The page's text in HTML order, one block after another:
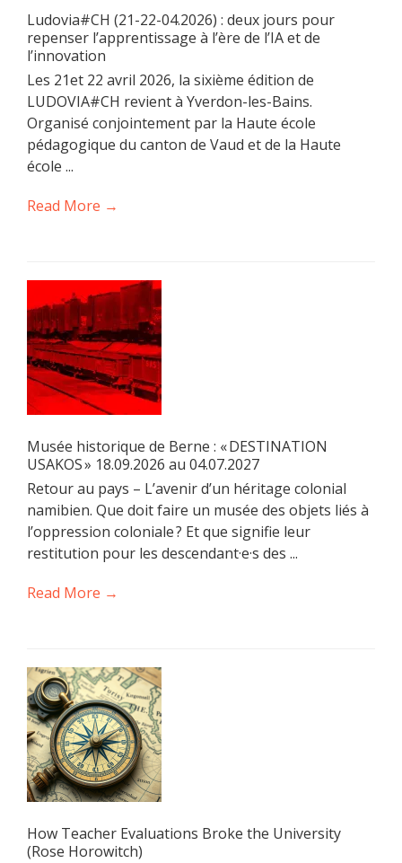
Ludovia#CH (21-22-04.2026) : deux jours pour
repenser l’apprentissage à l’ère de l’IA et de
l’innovation
Les 21et 22 avril 2026, la sixième édition de
LUDOVIA#CH revient à Yverdon-les-Bains.
Organisé conjointement par la Haute école
pédagogique du canton de Vaud et de la Haute
école ...
Read More →
Musée historique de Berne : « DESTINATION
USAKOS » 18.09.2026 au 04.07.2027
Retour au pays – L’avenir d’un héritage colonial
namibien. Que doit faire un musée des objets liés à
l’oppression coloniale ? Et que signifie leur
restitution pour les descendant·e·s des ...
Read More →
How Teacher Evaluations Broke the University
(Rose Horowitch)